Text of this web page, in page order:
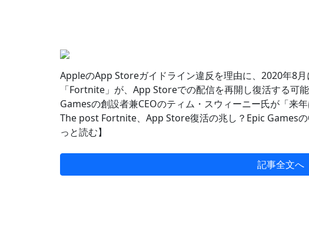
AppleのApp Storeガイドライン違反を理由に、2020年8
「Fortnite」が、App Storeでの配信を再開し復活する可
Gamesの創設者兼CEOのティム・スウィーニー氏が「来
The post Fortnite、App Store復活の兆し？Epic Games
っと読む】
記事全文へ